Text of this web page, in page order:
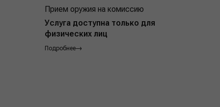
Прием оружия на комиссию
Услуга доступна только для
физических лиц
Подробнее